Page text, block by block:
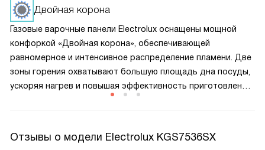
и обеспечивает спокойствие при готовке
Двойная корона
Газовые варочные панели Electrolux оснащены мощной
конфоркой «Двойная корона», обеспечивающей
равномерное и интенсивное распределение пламени. Две
зоны горения охватывают большую площадь дна посуды,
ускоряя нагрев и повышая эффективность приготовления.
сочетает высокую производительность с экономичным
Отзывы о модели Electrolux KGS7536SX